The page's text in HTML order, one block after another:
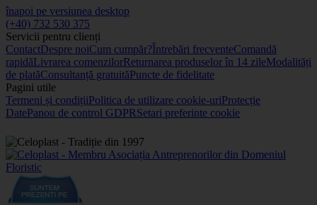
înapoi pe versiunea desktop
(+40) 732 530 375
Servicii pentru clienți
ContactDespre noiCum cumpăr?Întrebări frecventeComandă
rapidăLivrarea comenzilorReturnarea produselor în 14 zileModalități
de platăConsultanță gratuităPuncte de fidelitate
Pagini utile
Termeni și condițiiPolitica de utilizare cookie-uriProtecție
DatePanou de control GDPRSetari preferinte cookie